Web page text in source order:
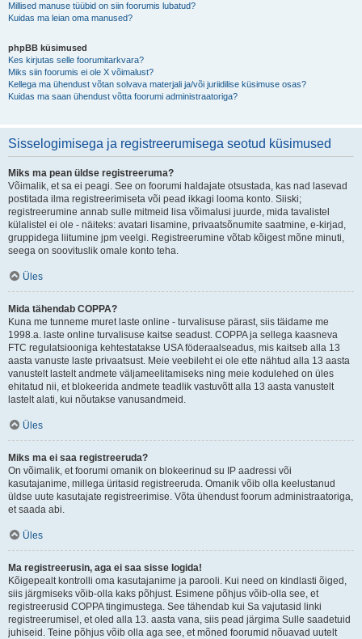
Millised manuse tüübid on siin foorumis lubatud?
Kuidas ma leian oma manused?
phpBB küsimused
Kes kirjutas selle foorumitarkvara?
Miks siin foorumis ei ole X võimalust?
Kellega ma ühendust võtan solvava materjali ja/või juriidilise küsimuse osas?
Kuidas ma saan ühendust võtta foorumi administraatoriga?
Sisselogimisega ja registreerumisega seotud küsimused
Miks ma pean üldse registreeruma?
Võimalik, et sa ei peagi. See on foorumi haldajate otsustada, kas nad lasevad
postitada ilma registreerimiseta või pead ikkagi looma konto. Siiski;
registreerumine annab sulle mitmeid lisa võimalusi juurde, mida tavalistel
külalistel ei ole - näiteks: avatari lisamine, privaatsõnumite saatmine, e-kirjad,
gruppidega liitumine jpm veelgi. Registreerumine võtab kõigest mõne minuti,
seega on soovituslik omale konto teha.
Üles
Mida tähendab COPPA?
Kuna me tunneme muret laste online - turvalisuse pärast, siis täidame me
1998.a. laste online turvalisuse kaitse seadust. COPPA ja sellega kaasneva
FTC regulatsiooniga kehtestatakse USA föderaalseadus, mis kaitseb alla 13
aasta vanuste laste privaatsust. Meie veebileht ei ole ette nähtud alla 13 aasta
vanustelt lastelt andmete väljameelitamiseks ning meie kodulehed on üles
ehitatud nii, et blokeerida andmete teadlik vastuvõtt alla 13 aasta vanustelt
lastelt alati, kui nõutakse vanusandmeid.
Üles
Miks ma ei saa registreeruda?
On võimalik, et foorumi omanik on blokeerinud su IP aadressi või
kasutajanime, millega üritasid registreeruda. Omanik võib olla keelustanud
üldse uute kasutajate registreerimise. Võta ühendust foorum administraatoriga,
et saada abi.
Üles
Ma registreerusin, aga ei saa sisse logida!
Kõigepealt kontrolli oma kasutajanime ja parooli. Kui need on kindlasti õiged,
siis järgmiseks võib-olla kaks põhjust. Esimene põhjus võib-olla see, et
registreerusid COPPA tingimustega. See tähendab kui Sa vajutasid linki
registreerumisel, et oled alla 13. aasta vana, siis pead järgima Sulle saadetuid
juhiseid. Teine põhjus võib olla aga see, et mõned foorumid nõuavad uutelt